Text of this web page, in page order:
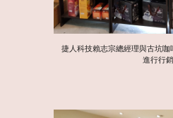
捷人科技賴志宗總經理與古坑
進行行銷